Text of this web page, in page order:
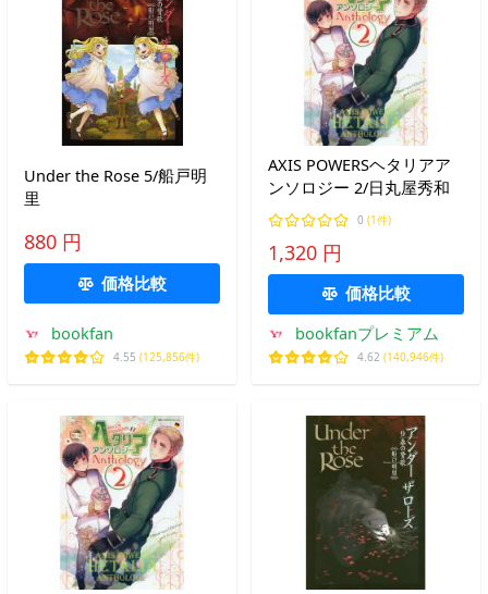
Under the Rose 5/船戸明
里
880 円
価格比較
bookfan
4.55 (125,856件)
AXIS POWERSヘタリアア
ンソロジー 2/日丸屋秀和
0 (1件)
1,320 円
価格比較
bookfanプレミアム
4.62 (140,946件)